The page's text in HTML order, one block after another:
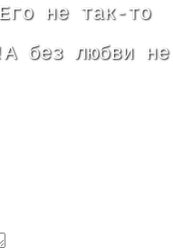
не так-то
без любви не